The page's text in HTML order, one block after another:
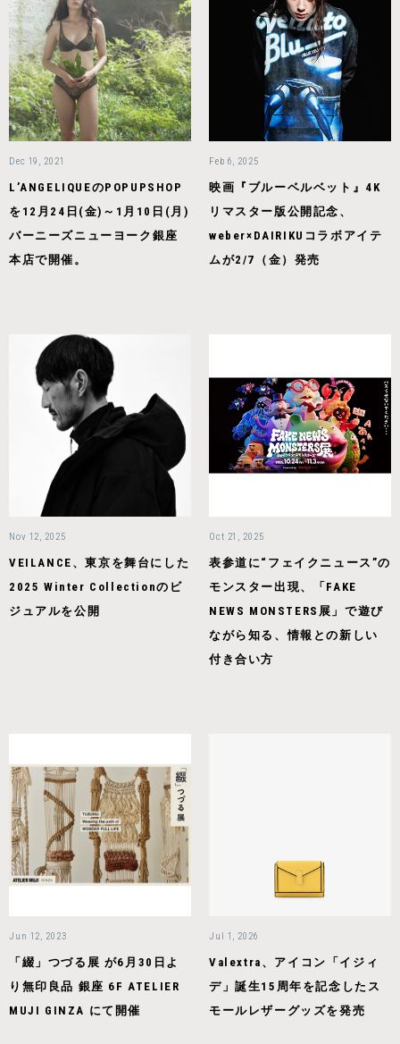
Dec 19, 2021
L’ANGELIQUEのPOPUPSHOP
を12月24日(金)～1月10日(月)
バーニーズニューヨーク銀座
本店で開催。
Feb 6, 2025
映画『ブルーベルベット』4K
リマスター版公開記念、
weber×DAIRIKUコラボアイテ
ムが2/7（金）発売
Nov 12, 2025
VEILANCE、東京を舞台にした
2025 Winter Collectionのビ
ジュアルを公開
Oct 21, 2025
表参道に“フェイクニュース”の
モンスター出現、「FAKE
NEWS MONSTERS展」で遊び
ながら知る、情報との新しい
付き合い方
Jun 12, 2023
「綴」つづる展 が6月30日よ
り無印良品 銀座 6F ATELIER
MUJI GINZA にて開催
Jul 1, 2026
Valextra、アイコン「イジィ
デ」誕生15周年を記念したス
モールレザーグッズを発売